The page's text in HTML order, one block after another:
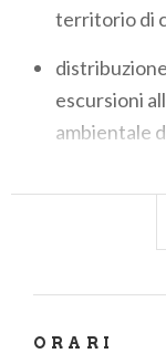
territorio di
escursioni
ambientale
ORARI